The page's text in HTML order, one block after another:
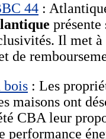
44 :
présente
Il met
de
bois : Les
maisons ont
CBA leur
performance